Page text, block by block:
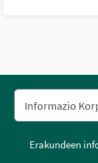
Erakundeen